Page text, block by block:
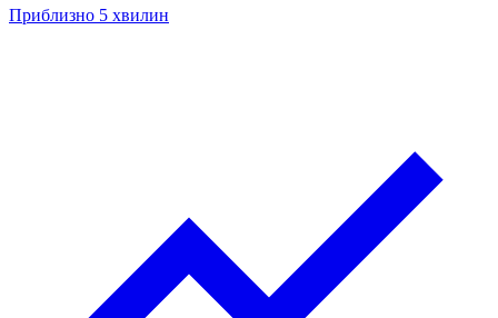
Приблизно 5 хвилин